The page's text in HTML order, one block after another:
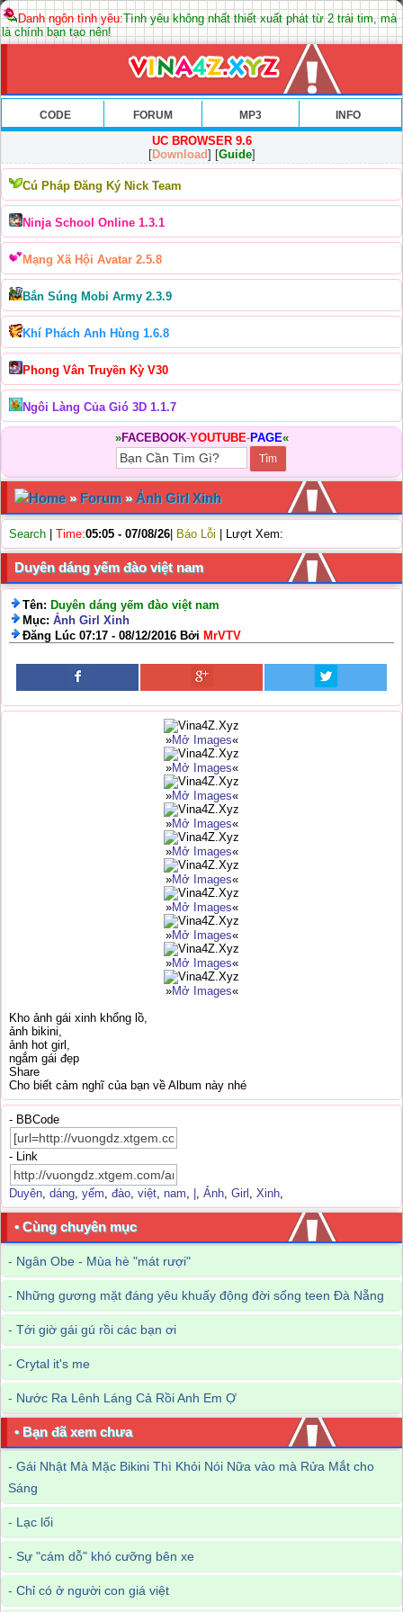
Danh ngôn tình yêu:Tình yêu không nhất thiết xuất phát từ 2 trái tim, mà
là chính bạn tạo nên!
CODE FORUM MP3 INFO
UC BROWSER 9.6
[Download] [Guide]
Cú Pháp Đăng Ký Nick Team
Ninja School Online 1.3.1
Mạng Xã Hội Avatar 2.5.8
Bắn Súng Mobi Army 2.3.9
Khí Phách Anh Hùng 1.6.8
Phong Vân Truyền Kỳ V30
Ngôi Làng Của Gió 3D 1.1.7
»FACEBOOK-YOUTUBE-PAGE«
Home» Forum»Ảnh Girl Xinh
Search Time:05:05 - 07/08/26 Báo Lỗi | Lượt Xem:
Duyên dáng yếm đào việt nam
Tên: Duyên dáng yếm đào việt nam
Mục: Ảnh Girl Xinh
Đăng Lúc 07:17 - 08/12/2016 Bởi MrVTV
»Mở Images«
»Mở Images«
»Mở Images«
»Mở Images«
»Mở Images«
»Mở Images«
»Mở Images«
»Mở Images«
»Mở Images«
»Mở Images«
Kho ảnh gái xinh khổng lồ,
ảnh bikini,
ảnh hot girl,
ngắm gái đẹp
Share
Cho biết cảm nghĩ của bạn về Album này nhé
- BBCode
- Link
Duyên, dáng, yếm, đào, việt, nam, , Ảnh, Girl , Xinh,
• Cùng chuyên mục
- Ngân Obe - Mùa hè "mát rượi"
- Những gương mặt đáng yêu khuấy động đời sống teen Đà Nẵng
- Tới giờ gái gú rồi các bạn ơi
- Crytal it's me
- Nước Ra Lênh Láng Cả Rồi Anh Em Ợ
• Bạn đã xem chưa
- Gái Nhật Mà Mặc Bikini Thì Khỏi Nói Nữa vào mà Rửa Mắt cho
Sáng
- Lạc lối
- Sự "cám dỗ" khó cưỡng bên xe
- Chỉ có ở người con giá việt